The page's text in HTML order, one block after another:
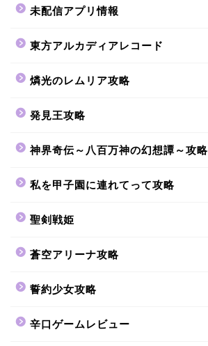
未配信アプリ情報
東方アルカディアレコード
燐光のレムリア攻略
発見王攻略
神界奇伝～八百万神の幻想譚～攻略
私を甲子園に連れてって攻略
聖剣戦姫
蒼空アリーナ攻略
誓約少女攻略
辛口ゲームレビュー